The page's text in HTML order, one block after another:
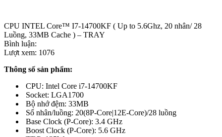
CPU INTEL Core™ I7-14700KF ( Up to 5.6Ghz, 20 nhân/ 28
Luồng, 33MB Cache ) – TRAY
Bình luận:
Lượt xem: 1076
Thông số sản phẩm:
CPU: Intel Core i7-14700KF
Socket: LGA1700
Bộ nhớ đệm: 33MB
Số nhân/luồng: 20(8P-Core|12E-Core)/28 luồng
Base Clock (P-Core): 3.4 GHz
Boost Clock (P-Core): 5.6 GHz